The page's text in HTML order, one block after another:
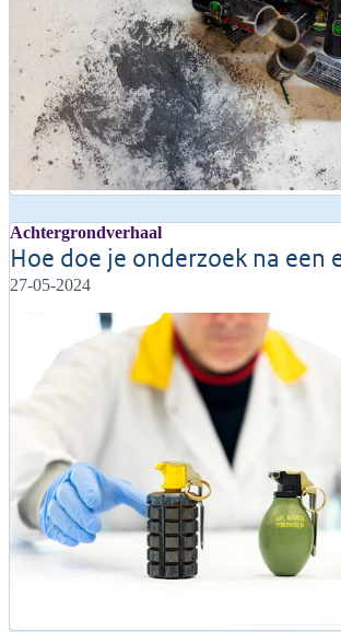
Achtergrondverhaal
Hoe doe je onderzoek na een
27-05-2024